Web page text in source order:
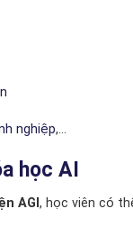
nghiệp,…
học AI
AGI, học viên có